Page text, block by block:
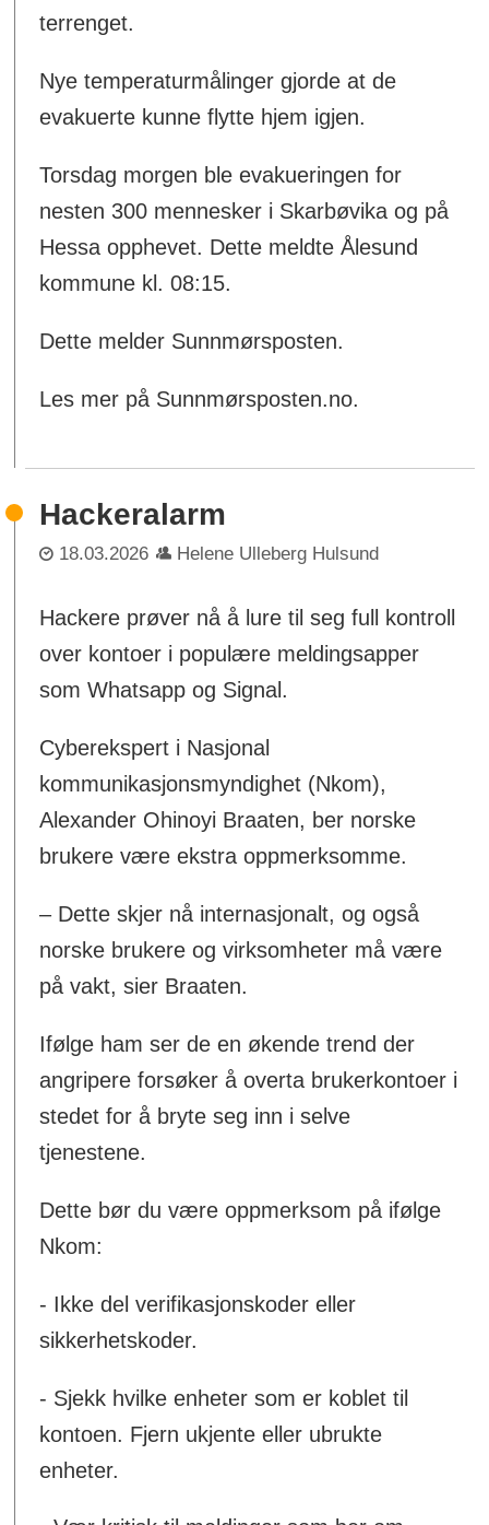
terrenget.
Nye temperaturmålinger gjorde at de
evakuerte kunne flytte hjem igjen.
Torsdag morgen ble evakueringen for
nesten 300 mennesker i Skarbøvika og på
Hessa opphevet. Dette meldte Ålesund
kommune kl. 08:15.
Dette melder Sunnmørsposten.
Les mer på Sunnmørsposten.no.
Hackeralarm
18.03.2026 Helene Ulleberg Hulsund
Hackere prøver nå å lure til seg full kontroll
over kontoer i populære meldingsapper
som Whatsapp og Signal.
Cyberekspert i Nasjonal
kommunikasjonsmyndighet (Nkom),
Alexander Ohinoyi Braaten, ber norske
brukere være ekstra oppmerksomme.
– Dette skjer nå internasjonalt, og også
norske brukere og virksomheter må være
på vakt, sier Braaten.
Ifølge ham ser de en økende trend der
angripere forsøker å overta brukerkontoer i
stedet for å bryte seg inn i selve
tjenestene.
Dette bør du være oppmerksom på ifølge
Nkom:
- Ikke del verifikasjonskoder eller
sikkerhetskoder.
- Sjekk hvilke enheter som er koblet til
kontoen. Fjern ukjente eller ubrukte
enheter.